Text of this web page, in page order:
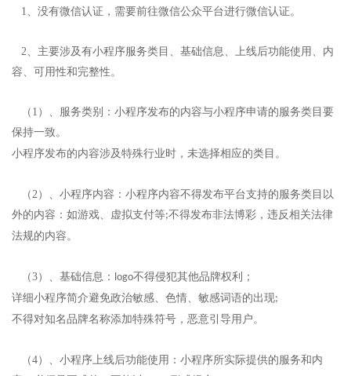
1、没有微信认证，需要前往微信公众平台进行微信认证。
2、主要涉及有小程序服务类目、基础信息、上线后功能使用、内
容、可用性和完整性。
（1）
、服务类别：小程序发布的内容与小程序申请的服务类目要
保持一致。
小程序发布的内容涉及特殊行业时，未选择相应的类目。
（2）
、小程序内容：小程序内容不得发布平台支持的服务类目以
外的内容：如游戏、虚拟支付等;不得发布非法博彩，违反相关法律
法规的内容。
（3） 、基础信息： logo不得侵犯其他品牌权利；
详细小程序简介避免政治敏感、色情、敏感词语的出现;
不得对知名品牌名称添加特殊符号，恶意引导用户。
（4）
、小程序上线后功能使用：小程序所实际提供的服务和内